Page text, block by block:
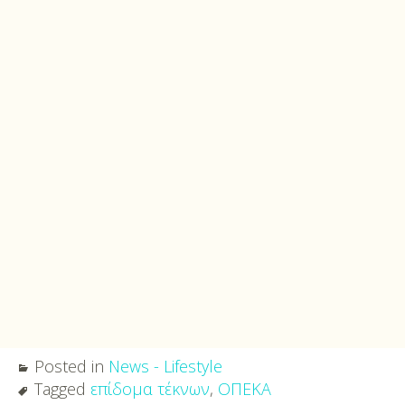
Posted in News - Lifestyle
Tagged επίδομα τέκνων, ΟΠΕΚΑ